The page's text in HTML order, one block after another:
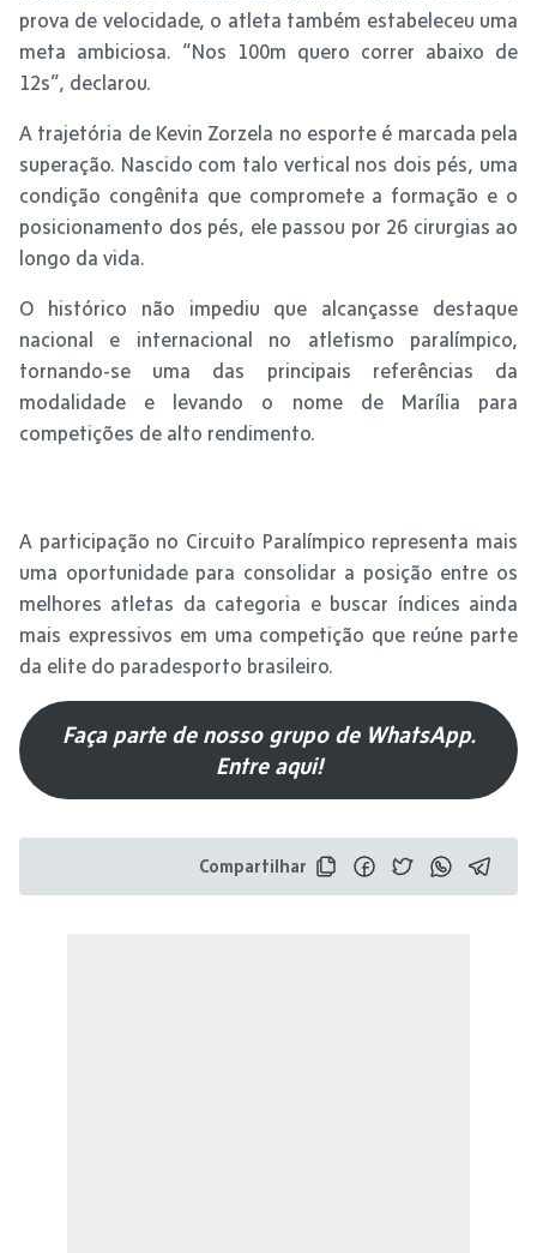
prova de velocidade, o atleta também estabeleceu uma
meta ambiciosa. “Nos 100m quero correr abaixo de
12s”, declarou.
A trajetória de Kevin Zorzela no esporte é marcada pela
superação. Nascido com talo vertical nos dois pés, uma
condição congênita que compromete a formação e o
posicionamento dos pés, ele passou por 26 cirurgias ao
longo da vida.
O histórico não impediu que alcançasse destaque
nacional e internacional no atletismo paralímpico,
tornando-se uma das principais referências da
modalidade e levando o nome de Marília para
competições de alto rendimento.
A participação no Circuito Paralímpico representa mais
uma oportunidade para consolidar a posição entre os
melhores atletas da categoria e buscar índices ainda
mais expressivos em uma competição que reúne parte
da elite do paradesporto brasileiro.
Faça parte de nosso grupo de WhatsApp.
Entre aqui!
Compartilhar